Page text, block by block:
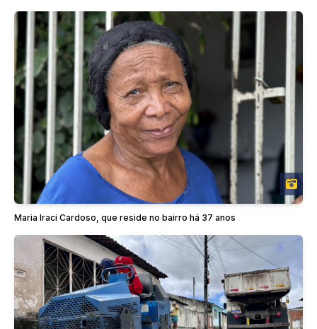
Maria Iraci Cardoso, que reside no bairro há 37 anos